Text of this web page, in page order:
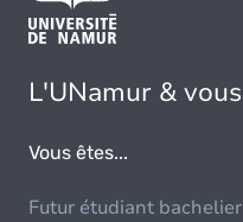
L'UNamur & vous
Vous êtes...
Futur étudiant bachelier